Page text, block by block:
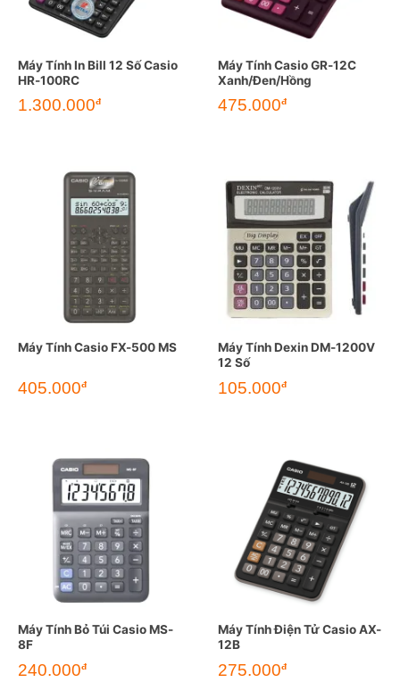
Máy Tính In Bill 12 Số Casio
HR-100RC
1.300.000đ
Máy Tính Casio GR-12C
Xanh/Đen/Hồng
475.000đ
Máy Tính Casio FX-500 MS
405.000đ
Máy Tính Dexin DM-1200V
12 Số
105.000đ
Máy Tính Bỏ Túi Casio MS-
8F
240.000đ
Máy Tính Điện Tử Casio AX-
12B
275.000đ